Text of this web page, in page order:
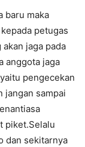
baru maka
petugas
jaga pada
anggota jaga
pengecekan
jangan sampai
piket.Selalu
dan sekitarnya